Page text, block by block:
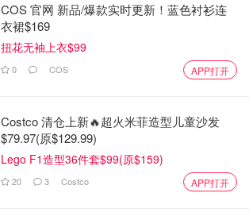
COS 官网 新品/爆款实时更新！蓝色衬衫连
衣裙$169
扭花无袖上衣$99
0 COS APP打开
Costco 清仓上新🔥超火米菲造型儿童沙发
$79.97(原$129.99)
Lego F1造型36件套$99(原$159)
20 3 Costco APP打开